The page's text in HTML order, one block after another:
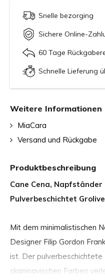
Snelle bezorging
Sichere Online-
60 Tage
Schnelle Lieferung
Produktbeschreibung
Cane Cena,
Pulverbeschichtet Grolive
Mit dem minimalistischen
Designer Filip Gordon
ist. Der
skaninavischen Farben
Weitere Informationen
MiaCara
Versand und Rückgabe